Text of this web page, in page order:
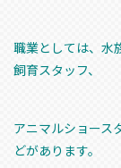
職業としては、水
飼育スタッフ、
アニマルショー
どがあります。